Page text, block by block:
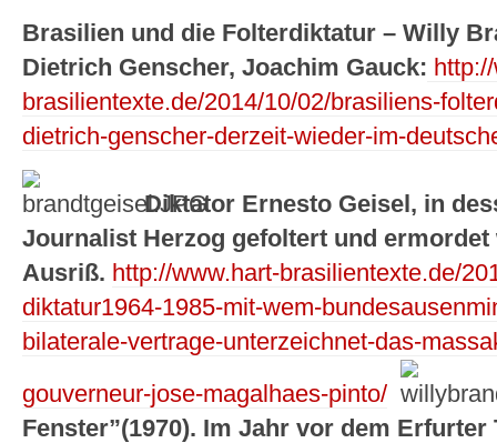
Brasilien und die Folterdiktatur – Willy
Dietrich Genscher, Joachim Gauck:
brasilientexte.de/2014/10/02/brasiliens-
dietrich-genscher-derzeit-wieder-im-
Diktator Ernesto Geisel, in
Journalist Herzog gefoltert und
Ausriß. http://www.hart-brasilientexte.de/
diktatur1964-1985-mit-wem-
bilaterale-vertrage-unterzeichnet-das-
gouverneur-jose-magalhaes-pinto/
Fenster”(1970). Im Jahr vor dem